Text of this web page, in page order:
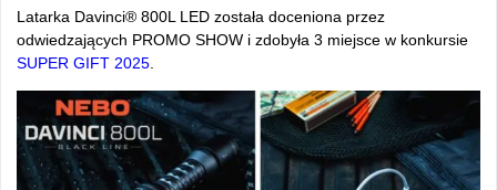
Latarka Davinci® 800L LED została doceniona przez
odwiedzających PROMO SHOW i zdobyła 3 miejsce w konkursie
SUPER GIFT 2025